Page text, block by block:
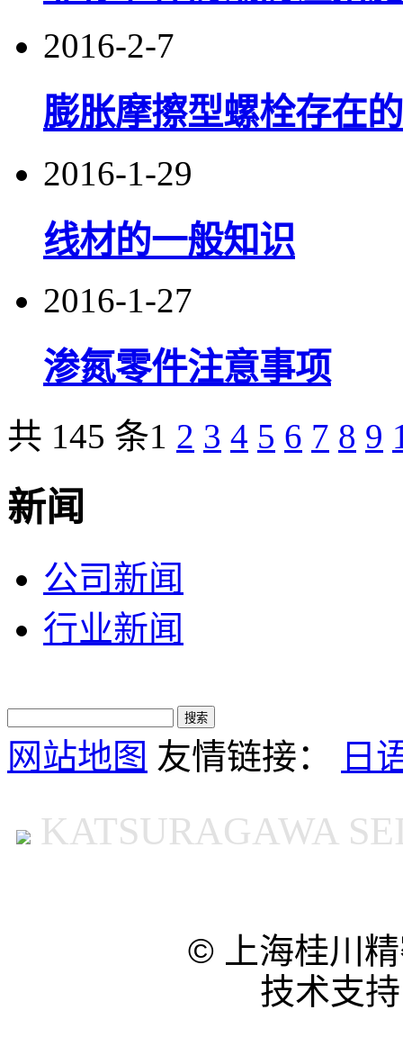
2016-2-7
膨胀摩擦型螺栓存在
2016-1-29
线材的一般知识
2016-1-27
渗氮零件注意事项
共 145 条1 2 3 4 5 6 7 8 9
新闻
公司新闻
行业新闻
网站地图 友情链接： 日
KATSURAGAWA
© 上海桂川
技术支